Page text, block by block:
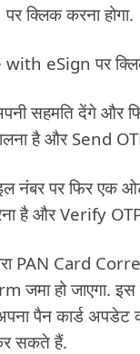
क्लिक करना होगा.
eSign पर
सहमति देंगे और
है और Send
नंबर पर फिर एक
है और Verify
PAN Card
जमा हो जाएगा.
पैन कार्ड अपडेट
सकते हैं.